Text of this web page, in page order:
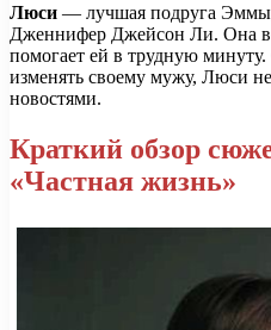
Люси — лучшая подруга Эммы,
Дженнифер Джейсон Ли. Она
помогает ей в трудную
изменять своему мужу, Люси
новостями.
Краткий обзор
«Частная жизнь»